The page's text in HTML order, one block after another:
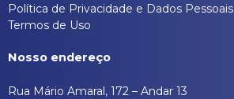
Política de Privacidade e Dados Pessoais
Termos de Uso
Nosso endereço
Rua Mário Amaral, 172 – Andar 13